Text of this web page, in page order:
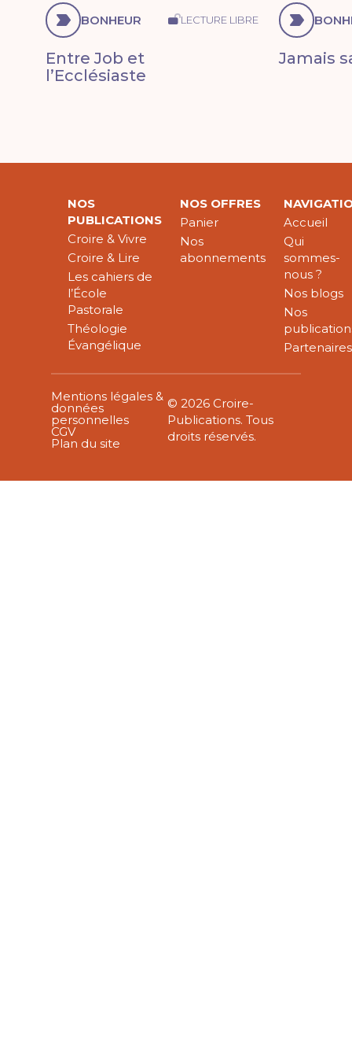
BONHEUR LECTURE LIBRE
Entre Job et
l’Ecclésiaste
Jamais
NOS
PUBLICATIONS
Croire & Vivre
Croire & Lire
Les cahiers de
l’École
Pastorale
Théologie
Évangélique
NOS OFFRES
Panier
Nos
abonnements
Accueil
Qui
sommes-
nous ?
Nos blogs
Nos
Partenaires
Mentions légales &
données
personnelles
CGV
Plan du site
© 2026 Croire-
Publications. Tous
droits réservés.